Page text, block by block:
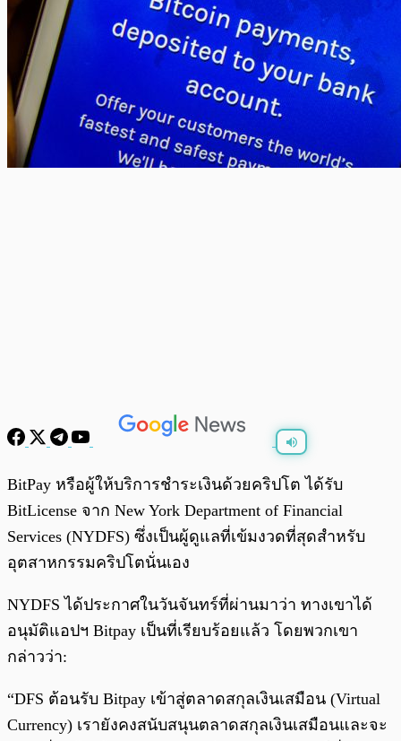
พร้อมเล่น 0:00/
BitPay หรือผู้ให้บริการชำระเงินด้วยคริปโต ได้รับ
BitLicense จาก New York Department of Financial
Services (NYDFS) ซึ่งเป็นผู้ดูแลที่เข้มงวดที่สุดสำหรับ
อุตสาหกรรมคริปโตนั่นเอง
NYDFS ได้ประกาศในวันจันทร์ที่ผ่านมาว่า ทางเขาได้
อนุมัติแอปฯ Bitpay เป็นที่เรียบร้อยแล้ว โดยพวกเขา
กล่าวว่า:
“DFS ต้อนรับ Bitpay เข้าสู่ตลาดสกุลเงินเสมือน (Virtual
Currency) เรายังคงสนับสนุนตลาดสกุลเงินเสมือนและจะ